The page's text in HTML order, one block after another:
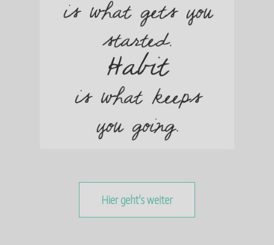
Hier geht's weiter